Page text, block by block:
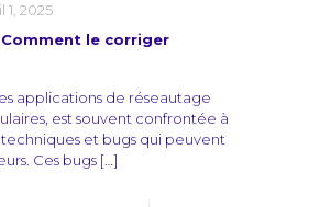
1, 2025
le corriger
applications de réseautage
est souvent confrontée à
et bugs qui peuvent
Ces bugs […]